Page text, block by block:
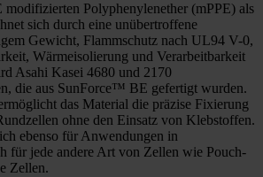
Polyphenylenether (mPPE) als
sich durch eine unübertroffene
Gewicht, Flammschutz nach UL94 V-0,
Wärmeisolierung und Verarbeitbarkeit
Asahi Kasei 4680 und 2170
die aus SunForce™ BE gefertigt wurden.
das Material die präzise Fixierung
ohne den Einsatz von Klebstoffen.
ebenso für Anwendungen in
für jede andere Art von Zellen wie Pouch-
Zellen.